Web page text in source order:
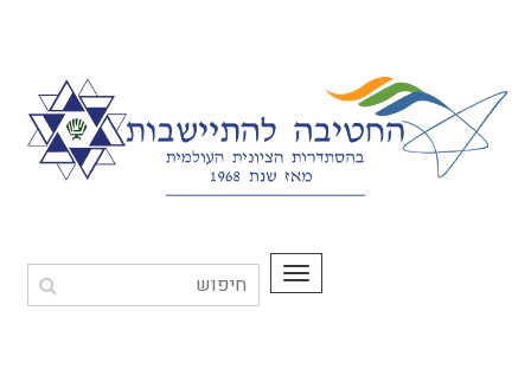
תפריט